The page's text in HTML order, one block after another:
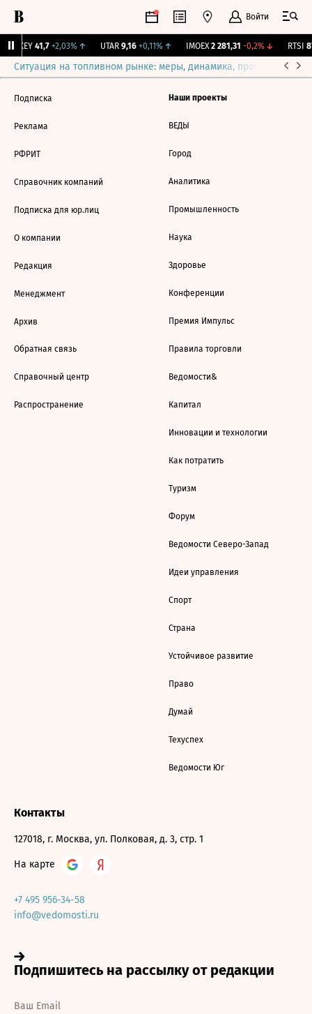
Войти
OKEY 41,7 +2,03%↑ UTAR 9,16 +0,11%↑ IMOEX 2 281,31 -0,2%↓ RTSI
Ситуация на топливном рынке: меры, динамика, прогнозы
Подписка
Реклама
РФРИТ
Справочник компаний
Подписка для юр.лиц
О компании
Редакция
Менеджмент
Архив
Обратная связь
Справочный центр
Распространение
Наши проекты
ВЕДЫ
Город
Аналитика
Промышленность
Наука
Здоровье
Конференции
Премия Импульс
Правила торговли
Ведомости&
Капитал
Инновации и технологии
Как потратить
Туризм
Форум
Ведомости Северо-Запад
Идеи управления
Спорт
Страна
Устойчивое развитие
Право
Думай
Техуспех
Ведомости Юг
Контакты
127018, г. Москва, ул. Полковая, д. 3, стр. 1
На карте
+7 495 956-34-58
info@vedomosti.ru